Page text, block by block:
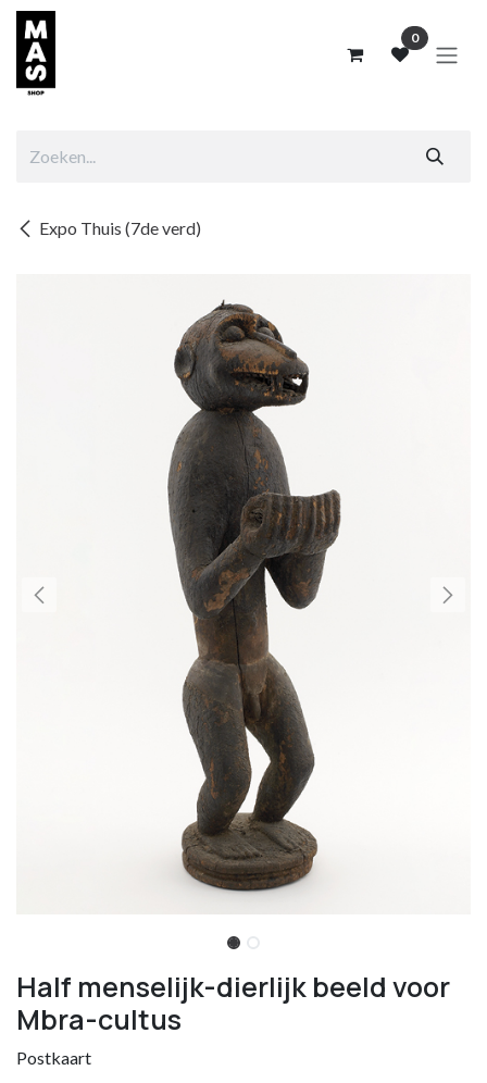
Overslaan naar inhoud
0
Expo Thuis (7de verd)
Half menselijk-dierlijk beeld voor
Mbra-cultus
Postkaart